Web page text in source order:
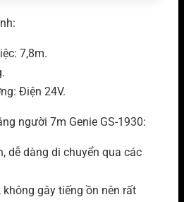
7,8m.
Điện 24V.
người 7m Genie GS-1930:
dễ dàng di chuyển qua các
không gây tiếng ồn nên rất